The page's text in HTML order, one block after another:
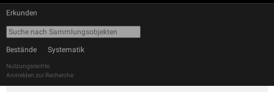
Erkunden
Bestände Systematik
Nutzungsrechte
Anmelden zur Recherche